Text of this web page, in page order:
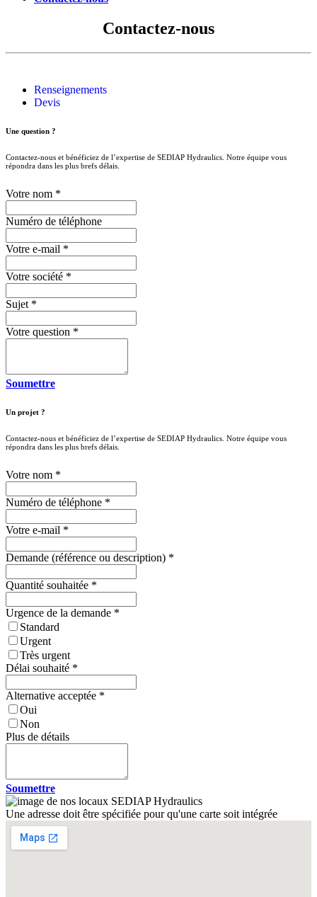
Contactez-nous
Renseignements
Devis
Une question ?
Contactez-nous et bénéficiez de l’expertise de SEDIAP Hydraulics. Notre équipe vous
répondra dans les plus brefs délais.
Votre nom *
Numéro de téléphone
Votre e-mail *
Votre société *
Sujet *
Votre question *
Soumettre
Un projet ?
Contactez-nous et bénéficiez de l’expertise de SEDIAP Hydraulics. Notre équipe vous
répondra dans les plus brefs délais. ​
Votre nom *
Numéro de téléphone *
Votre e-mail *
Demande (référence ou description) *
Quantité souhaitée *
Urgence de la demande *
Standard
Urgent
Très urgent
Délai souhaité *
Alternative acceptée *
Oui
Non
Plus de détails
Soumettre
Une adresse doit être spécifiée pour qu'une carte soit intégrée